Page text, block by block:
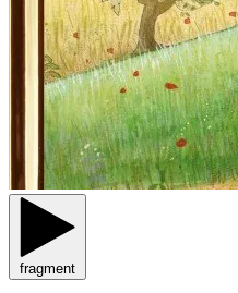
fragment